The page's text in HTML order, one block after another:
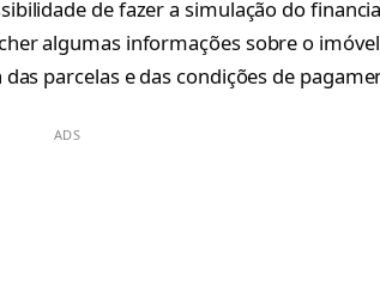
de fazer a simulação do
algumas informações sobre o
parcelas e das condições de
ADS